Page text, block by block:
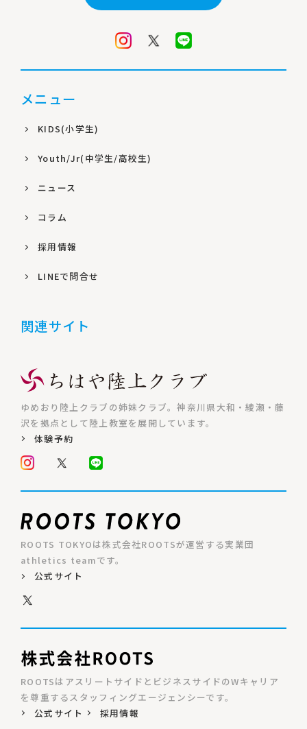
メニュー
KIDS(小学生)
Youth/Jr(中学生/高校生)
ニュース
コラム
採用情報
LINEで問合せ
関連サイト
ゆめおり陸上クラブの姉妹クラブ。神奈川県大和・綾瀬・藤
沢を拠点として陸上教室を展開しています。
体験予約
ROOTS TOKYOは株式会社ROOTSが運営する実業団
athletics teamです。
公式サイト
ROOTSはアスリートサイドとビジネスサイドのWキャリア
を尊重するスタッフィングエージェンシーです。
公式サイト
採用情報